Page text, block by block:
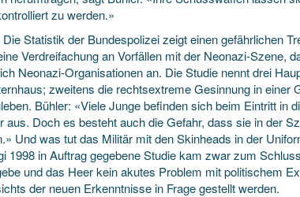
zu werden.»
Statistik der Bundespolizei zeigt einen gefährlichen
Verdreifachung an Vorfällen mit der Neonazi-Szene,
Neonazi-Organisationen an. Die Studie nennt drei
zweitens die rechtsextreme Gesinnung in einer
Bühler: «Viele Junge befinden sich beim Eintritt in
aus. Doch es besteht auch die Gefahr, dass sie in der
Und was tut das Militär mit den Skinheads in der
1998 in Auftrag gegebene Studie kam zwar zum
und das Heer kein akutes Problem mit politischem
der neuen Erkenntnisse in Frage gestellt werden.